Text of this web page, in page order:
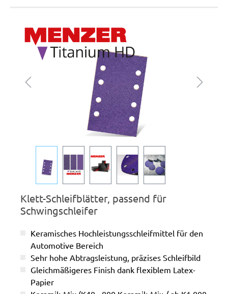
Bildergalerie überspringen
Klett-Schleifblätter, passend für
Schwingschleifer
Keramisches Hochleistungsschleifmittel für den
Automotive Bereich
Sehr hohe Abtragsleistung, präzises Schleifbild
Gleichmäßigeres Finish dank flexiblem Latex-
Papier